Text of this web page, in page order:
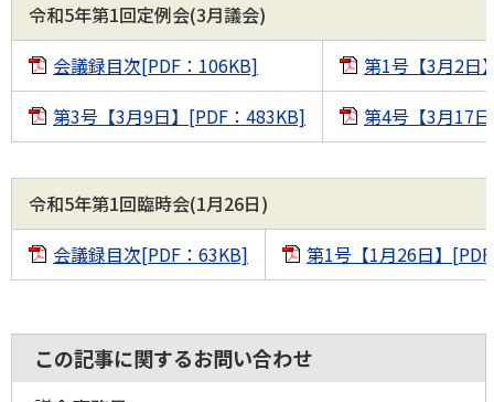
令和5年第1回定例会(3月議会)
会議録目次[PDF：106KB]
第1号【3月2日
第3号【3月9日】[PDF：483KB]
第4号【3月17
令和5年第1回臨時会(1月26日)
会議録目次[PDF：63KB]
第1号【1月26日】
この記事に関するお問い合わせ